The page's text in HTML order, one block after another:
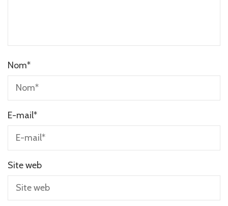
Nom*
E-mail*
Site web